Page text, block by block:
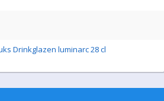
Drinkglazen luminarc 28 cl